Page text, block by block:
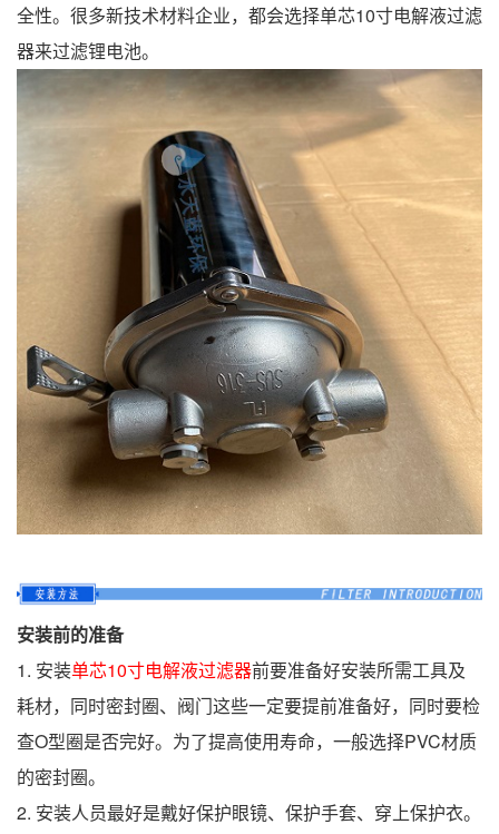
全性。很多新技术材料企业，都会选择单芯10寸电解液过滤
器来过滤锂电池。
安装前的准备
1. 安装单芯10寸电解液过滤器前要准备好安装所需工具及
耗材，同时密封圈、阀门这些一定要提前准备好，同时要检
查O型圈是否完好。为了提高使用寿命，一般选择PVC材质
的密封圈。
2. 安装人员最好是戴好保护眼镜、保护手套、穿上保护衣。